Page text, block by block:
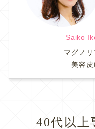
Saiko
マグノリ
美容皮
40代以上